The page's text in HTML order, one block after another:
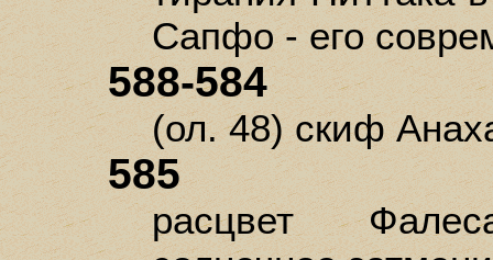
Сапфо - его
588-584
(ол. 48) скиф
585
расцвет